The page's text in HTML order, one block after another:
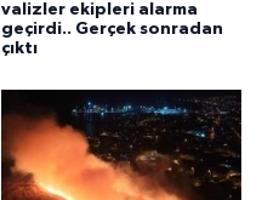
valizler ekipleri alarma
geçirdi.. Gerçek sonradan
çıktı